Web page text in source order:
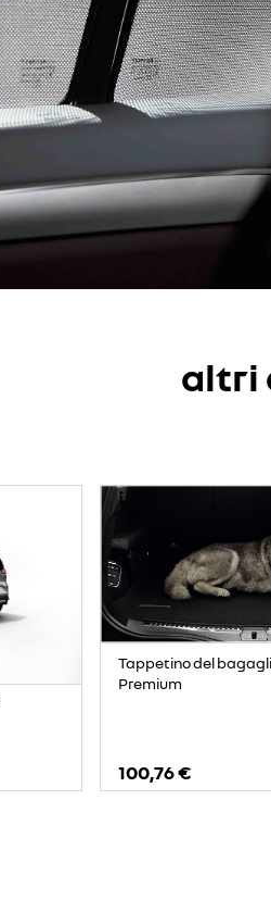
altri
Tappetino del
Premium
100,76 €